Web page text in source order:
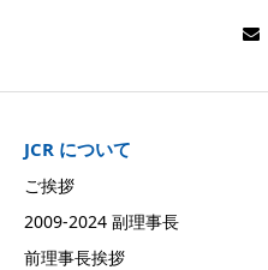
JCR について
ご挨拶
2009-2024 副理事長
前理事長挨拶